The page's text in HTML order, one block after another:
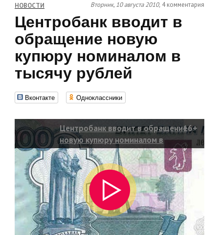
НОВОСТИ Вторник, 10 августа 2010, 4 комментария
Центробанк вводит в
обращение новую
купюру номиналом в
тысячу рублей
Вконтакте Одноклассники
Центробанк вводит в обращение
новую купюру номиналом в
тысячу рублей
16+